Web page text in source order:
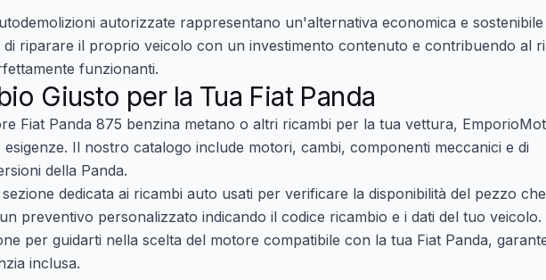
autorizzate rappresentano un'alternativa economica e sostenibile
riparare il proprio veicolo con un investimento contenuto e contribuendo al
funzionanti.
Giusto per la Tua Fiat Panda
Fiat Panda 875 benzina metano o altri ricambi per la tua vettura,
Il nostro catalogo include motori, cambi, componenti meccanici e di
della Panda.
dedicata ai ricambi auto usati per verificare la disponibilità del pezzo
preventivo personalizzato indicando il codice ricambio e i dati del tuo veicolo.
per guidarti nella scelta del motore compatibile con la tua Fiat Panda,
inclusa.